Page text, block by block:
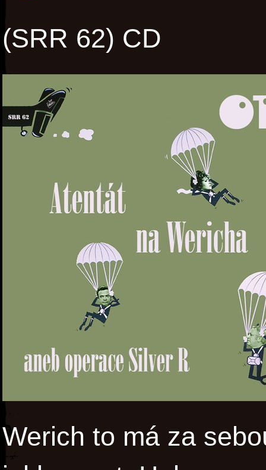
(SRR 62) CD
Werich to má za